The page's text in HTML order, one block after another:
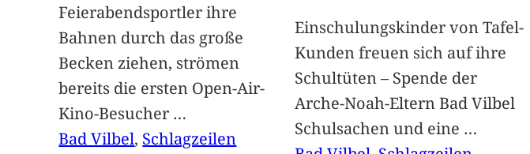
Feierabendsportler ihre
Bahnen durch das große
Becken ziehen, strömen
bereits die ersten Open-Air-
Kino-Besucher …
Bad Vilbel, Schlagzeilen
Einschulungskinder von Tafel-
Kunden freuen sich auf ihre
Schultüten – Spende der
Arche-Noah-Eltern Bad Vilbel
Schulsachen und eine …